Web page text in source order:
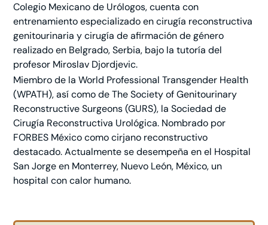
Colegio Mexicano de Urólogos, cuenta con
entrenamiento especializado en cirugía reconstructiva
genitourinaria y cirugía de afirmación de género
realizado en Belgrado, Serbia, bajo la tutoría del
profesor Miroslav Djordjevic.
Miembro de la World Professional Transgender Health
(WPATH), así como de The Society of Genitourinary
Reconstructive Surgeons (GURS), la Sociedad de
Cirugía Reconstructiva Urológica. Nombrado por
FORBES México como cirjano reconstructivo
destacado. Actualmente se desempeña en el Hospital
San Jorge en Monterrey, Nuevo León, México, un
hospital con calor humano.